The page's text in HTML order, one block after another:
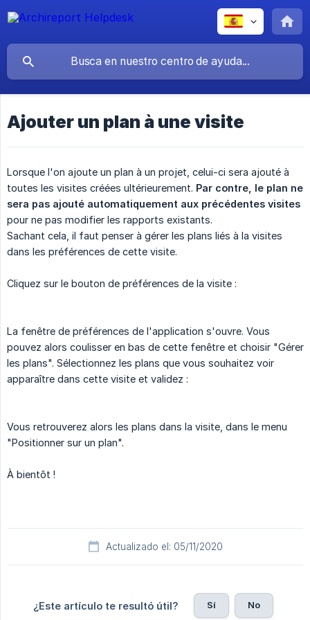
Ajouter un plan à une visite
Lorsque l'on ajoute un plan à un projet, celui-ci sera ajouté à
toutes les visites créées ultérieurement. Par contre, le plan ne
sera pas ajouté automatiquement aux précédentes visites
pour ne pas modifier les rapports existants.
Sachant cela, il faut penser à gérer les plans liés à la visites
dans les préférences de cette visite.
Cliquez sur le bouton de préférences de la visite :
La fenêtre de préférences de l'application s'ouvre. Vous
pouvez alors coulisser en bas de cette fenêtre et choisir "Gérer
les plans". Sélectionnez les plans que vous souhaitez voir
apparaître dans cette visite et validez :
Vous retrouverez alors les plans dans la visite, dans le menu
"Positionner sur un plan".
À bientôt !
Actualizado el: 05/11/2020
¿Este artículo te resultó útil? Sí No